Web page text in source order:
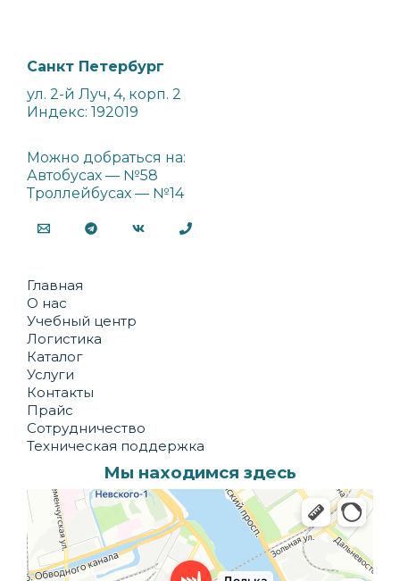
Санкт Петербург
ул. 2-й Луч, 4, корп. 2
Индекс: 192019
Можно добраться на:
Автобусах — №58
Троллейбусах — №14
Главная
О нас
Учебный центр
Логистика
Каталог
Услуги
Контакты
Прайс
Сотрудничество
Техническая поддержка
Мы находимся здесь
Долька
Производственное предприятие в Санкт‑Петербурге